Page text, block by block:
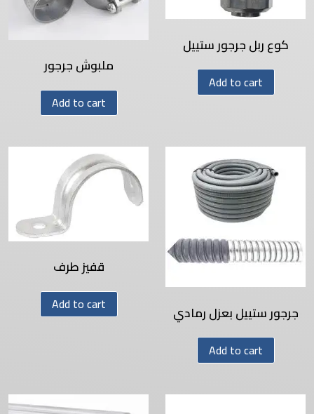
كوع ربل جرجور ستييل
Add to cart
ملبوش جرجور
Add to cart
جرجور ستييل بعزل رمادي
Add to cart
قفيز طرف
Add to cart